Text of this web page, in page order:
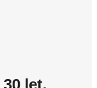
30 let.